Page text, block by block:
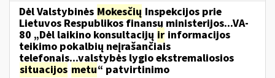
Dėl Valstybinės Mokesčių Inspekcijos prie
Lietuvos Respublikos finansų ministerijos...VA-
80 „Dėl laikino konsultacijų ir informacijos
teikimo pokalbių neįrašančiais
telefonais...valstybės lygio ekstremaliosios
situacijos metu“ patvirtinimo